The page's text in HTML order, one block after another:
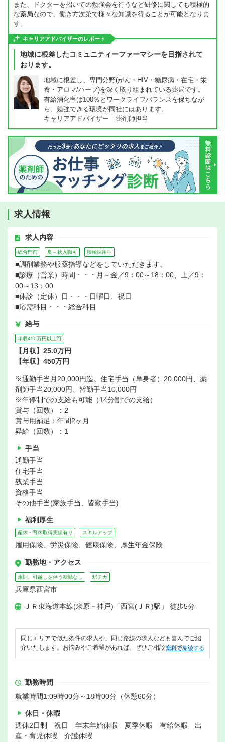
また、ドクターを招いての勉強会を行うなど研修に関しても積極的
な薬局なので、働き方次第で様々な知識を得ることが可能となりま
す。
キャリアアドバイザーのレポート
地域に根差したコミュニティーファーマシーを目指されて
おります。
地域に根差し、専門分野(がん・HIV・糖尿病・在宅・栄
養・アロマ/ハーブ)を深く取り組まれている薬局です。
有給消化率は100％とワークライフバランスを保ちなが
ら、勉強できる環境が同社にはあります。
キャリアアドバイザー 薬剤師担当
求人情報
求人内容
総合門前 夏～秋入職可 積極採用中
■調剤業務や服薬指導などをしていただきます。
■診療（営業）時間・・・月～金／9：00～18：00、土／9：
00～13：00
■休診（定休）日・・・日曜日、祝日
■応需科目・・・総合科目
給与
年収450万円以上可
【月収】25.0万円
【年収】450万円
※通勤手当月20,000円迄。住宅手当（単身者）20,000円、薬
剤師手当20,000円、皆勤手当10,000円
※年俸制での支給も可能（14分割での支給）
賞与（回数）：2
賞与用補足：年間2ヶ月
昇給（回数）：1
手当
通勤手当
住宅手当
残業手当
資格手当
その他手当(家族手当、皆勤手当)
福利厚生
産休・育休取得実績有り スキルアップ
雇用保険、労災保険、健康保険、厚生年金保険
勤務地・アクセス
原則、引越しを伴う転勤なし 駅チカ
兵庫県西宮市
ＪＲ東海道本線(米原－神戸)「西宮(ＪＲ)駅」 徒歩5分
同じエリアで似た条件の求人や、同じ路線の求人なども喜んでご紹
介いたします。お悩みやご希望があれば、ぜひご相談ください。
無料で相談する
勤務時間
就業時間1:09時00分～18時00分（休憩60分）
休日・休暇
週休2日制 祝日 年末年始休暇 夏季休暇 有給休暇 出
産・育児休暇 介護休暇